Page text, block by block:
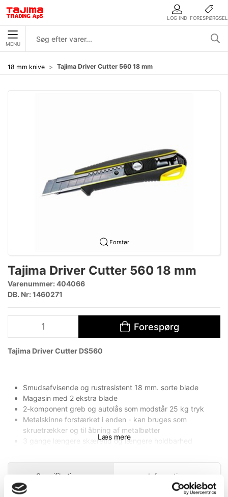
LOG IND FORESPØRGSEL
MENU
18 mm knive Tajima Driver Cutter 560 18 mm
Forstør
Tajima Driver Cutter 560 18 mm
Varenummer:404066
DB. Nr: 1460271
Forespørg
​Tajima Driver Cutter DS560
Smudsafvisende og rustresistent 18 mm. sorte blade
Magasin med 2 ekstra blade
2-komponent greb og autolås som modstår 25 kg tryk
Metalskinne forstærket i enden - kan bruges som
skruetrækker og til åbning af metalbøtter
3 gange længere skæretid og længere holdbarhed
Læs mere
Specifikationer Information